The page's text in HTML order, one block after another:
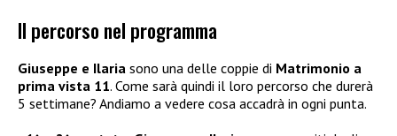
Il percorso nel programma
Giuseppe e Ilaria sono una delle coppie di Matrimonio a
prima vista 11. Come sarà quindi il loro percorso che durerà
5 settimane? Andiamo a vedere cosa accadrà in ogni punta.